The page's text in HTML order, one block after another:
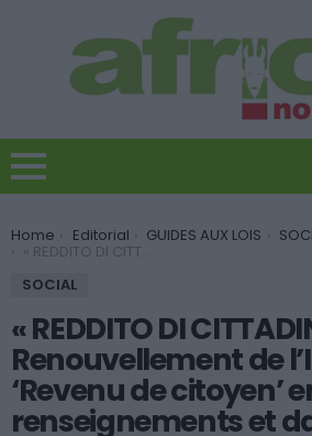
You are here:
Home Editorial GUIDES AUX LOIS
« REDDITO DI CITTADINANZA »: Renouvellement de l’ISEE pour le ‘Revenu de citoyen’ en Italie: renseignements et dates
SOCIAL
« REDDITO DI
Renouvellement de
‘Revenu de citoyen’
renseignements et